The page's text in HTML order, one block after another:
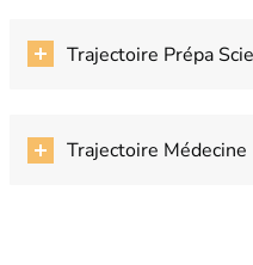
Trajectoire Prépa
Trajectoire Médecine